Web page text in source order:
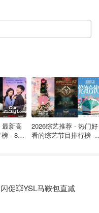
政界的关注点。上个
Coldplay在内的多位大
护粉丝，抵制黄牛和二
二手票市场的票价通常
6倍。 大家可以想象一
会门票，被黄牛倒卖到
说无疑是一笔不小的开
最新高
- 8月
2026综艺推荐 - 热门好
看的综艺节目排行榜 -
促💥YSL马鞍包直减